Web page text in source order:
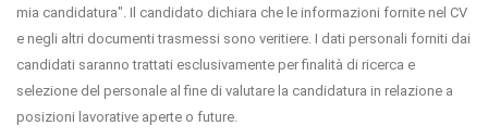
mia candidatura". Il candidato dichiara che le informazioni fornite nel CV
e negli altri documenti trasmessi sono veritiere. I dati personali forniti dai
candidati saranno trattati esclusivamente per finalità di ricerca e
selezione del personale al fine di valutare la candidatura in relazione a
posizioni lavorative aperte o future.